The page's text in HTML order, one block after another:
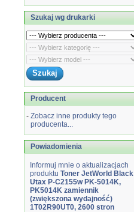
Szukaj wg drukarki
Producent
- Zobacz inne produkty tego
producenta...
Powiadomienia
Informuj mnie o aktualizacjach
produktu Toner JetWorld Black
Utax P-C2155w PK-5014K,
PK5014K zamiennik
(zwiększona wydajność)
1T02R90UT0, 2600 stron